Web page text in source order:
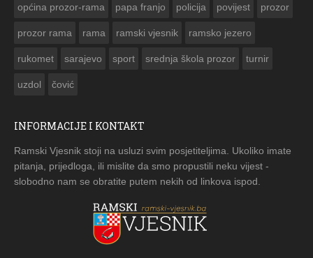
općina prozor-rama papa franjo policija povijest prozor
prozor rama rama ramski vjesnik ramsko jezero
rukomet sarajevo sport srednja škola prozor turnir
uzdol čović
INFORMACIJE I KONTAKT
Ramski Vjesnik stoji na usluzi svim posjetiteljima. Ukoliko imate
pitanja, prijedloga, ili mislite da smo propustili neku vijest -
slobodno nam se obratite putem nekih od linkova ispod.